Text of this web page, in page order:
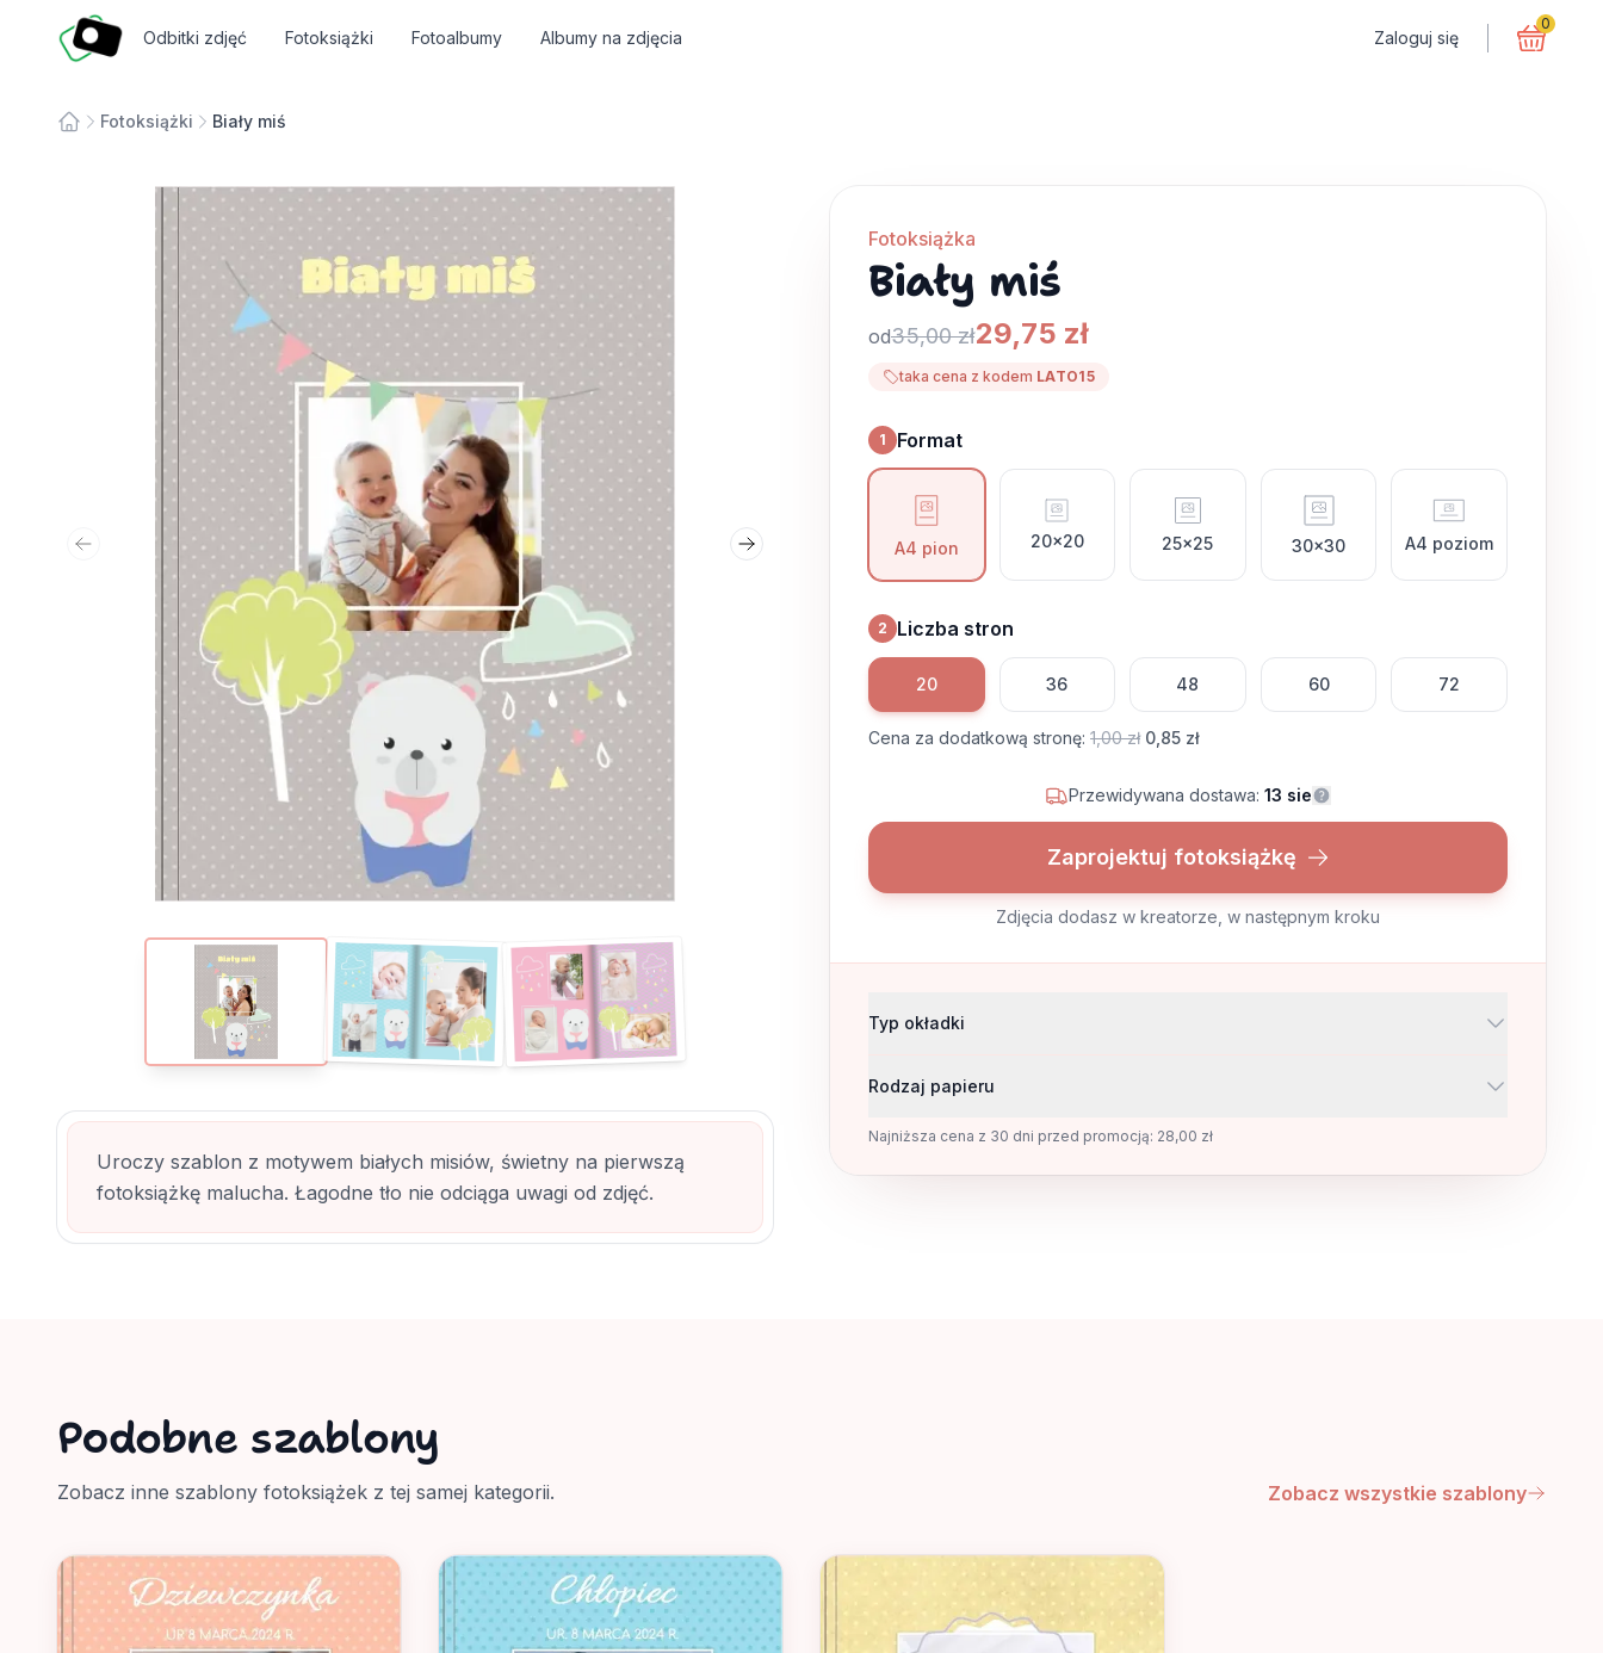
Fotosmart
Odbitki zdjęć Fotoksiążki Fotoalbumy Albumy na zdjęcia Zaloguj się
0
Fotoksiążki Biały miś
Poprzedni slajd Następny slajd
Fotoksiążka Biały miśFotoksiążka Biały miśFotoksiążka
Uroczy szablon z motywem białych misiów, świetny na pierwszą
fotoksiążkę malucha. Łagodne tło nie odciąga uwagi od zdjęć.
Fotoksiążka
Biały miś
od35,00 zł29,75 zł
taka cena z kodem LATO15
1
Format
Format
A4 pion 20x20 25x25 30x30 A4 poziom
2 Liczba stron
20 36 48 60 72
Cena za dodatkową stronę: 1,00 zł 0,85 zł
Przewidywana dostawa: 13 sie
Zaprojektuj fotoksiążkę
Zdjęcia dodasz w kreatorze, w następnym kroku
Typ okładki
Rodzaj papieru
Najniższa cena z 30 dni przed promocją: 28,00 zł
Podobne szablony
Zobacz inne szablony fotoksiążek z tej samej kategorii. Zobacz wszystkie szablony